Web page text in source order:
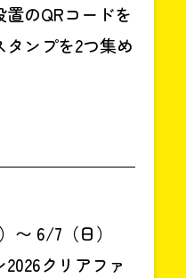
のQRコードを
ンプを2つ集め
〜 6/7（日）
クリアファ